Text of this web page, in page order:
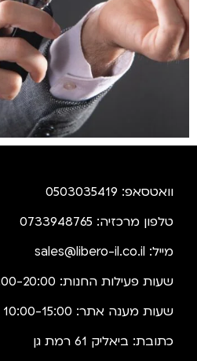
וואטסאפ: 0503035419
טלפון מרכזיה: 0733948765
מייל:sales@libero-il.co.il
שעות פעילות החנות: 10:00-20:00
שעות מענה אתר: 10:00-15:00
כתובת: ביאליק 61 רמת גן